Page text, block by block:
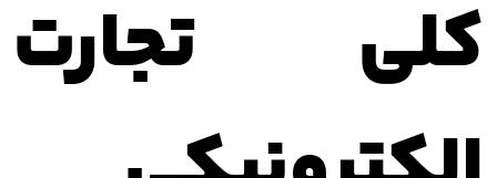
کلی تجارت